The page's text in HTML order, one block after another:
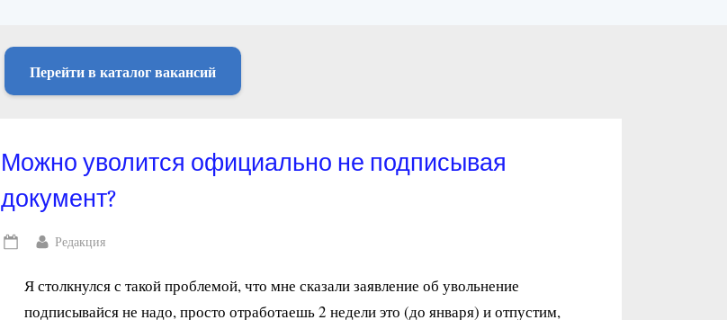
Перейти в каталог вакансий
Можно уволится официально не подписывая
документ?
Posted
By
Редакция
Я столкнулся с такой проблемой, что мне сказали заявление об увольнение
подписывайся не надо, просто отработаешь 2 недели это (до января) и отпустим,